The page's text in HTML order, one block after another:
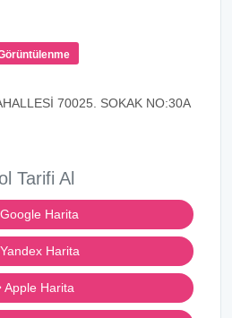
70025. SOKAK NO:30A
Tarifi Al
Harita
Harita
Apple Harita